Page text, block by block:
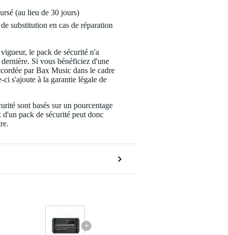
(au lieu de 30 jours)
substitution en cas de réparation
le pack de sécurité n'a
Si vous bénéficiez d'une
par Bax Music dans le cadre
ci s'ajoute à la garantie légale de
sont basés sur un pourcentage
pack de sécurité peut donc
+